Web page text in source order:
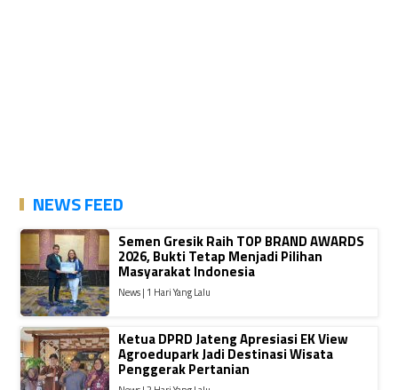
NEWS FEED
Semen Gresik Raih TOP BRAND AWARDS
2026, Bukti Tetap Menjadi Pilihan
Masyarakat Indonesia
News | 1 Hari Yang Lalu
Ketua DPRD Jateng Apresiasi EK View
Agroedupark Jadi Destinasi Wisata
Penggerak Pertanian